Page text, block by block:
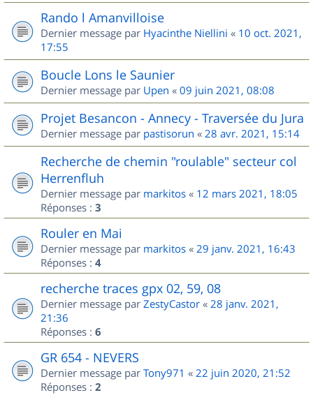
Rando l Amanvilloise
Dernier message par Hyacinthe Niellini « 10 oct. 2021,
17:55
Boucle Lons le Saunier
Dernier message par Upen « 09 juin 2021, 08:08
Projet Besancon - Annecy - Traversée du Jura
Dernier message par pastisorun « 28 avr. 2021, 15:14
Recherche de chemin "roulable" secteur col
Herrenfluh
Dernier message par markitos « 12 mars 2021, 18:05
Réponses : 3
Rouler en Mai
Dernier message par markitos « 29 janv. 2021, 16:43
Réponses : 4
recherche traces gpx 02, 59, 08
Dernier message par ZestyCastor « 28 janv. 2021,
21:36
Réponses : 6
GR 654 - NEVERS
Dernier message par Tony971 « 22 juin 2020, 21:52
Réponses : 2